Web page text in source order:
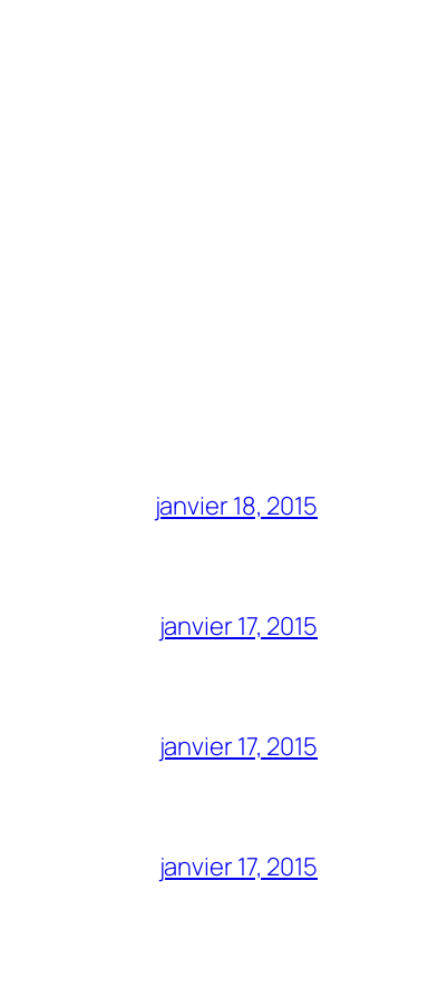
janvier 18, 2015
janvier 17, 2015
janvier 17, 2015
janvier 17, 2015